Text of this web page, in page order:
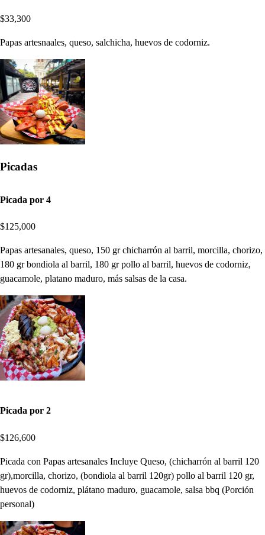
$33,300
Papas artesnaales, queso, salchicha, huevos de codorniz.
Picadas
Picada por 4
$125,000
Papas artesanales, queso, 150 gr chicharrón al barril, morcilla, chorizo,
180 gr bondiola al barril, 180 gr pollo al barril, huevos de codorniz,
guacamole, platano maduro, más salsas de la casa.
Picada por 2
$126,600
Picada con Papas artesanales Incluye Queso, (chicharrón al barril 120
gr),morcilla, chorizo, (bondiola al barril 120gr) pollo al barril 120 gr,
huevos de codorniz, plátano maduro, guacamole, salsa bbq (Porción
personal)